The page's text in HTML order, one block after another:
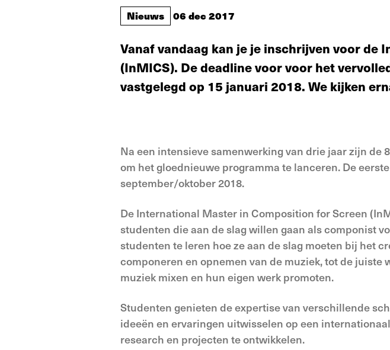
Nieuws 06 dec 2017
Vanaf vandaag kan je je inschrijven voor
(InMICS). De deadline voor voor het
vastgelegd op 15 januari 2018. We kijken
Na een intensieve samenwerking van drie jaar zijn de
om het gloednieuwe programma te lanceren. De
september/oktober 2018.
De International Master in Composition for Screen
studenten die aan de slag willen gaan als componist
studenten te leren hoe ze aan de slag moeten bij het
componeren en opnemen van de muziek, tot de
muziek mixen en hun eigen werk promoten.
Studenten genieten de expertise van verschillende
ideeën en ervaringen uitwisselen op een
research en projecten te ontwikkelen.